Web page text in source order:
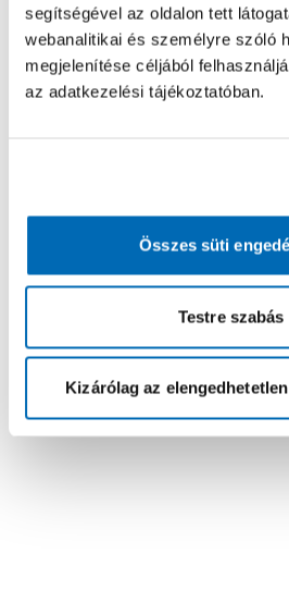
segítségével az oldalon tett
webanalitikai és személyre szóló
megjelenítése céljából
az adatkezelési tájékoztatóban.
Összes süti
Testre szabás
Kizárólag az